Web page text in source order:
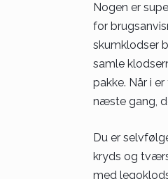
Nogen er
for
skumklodser
samle
pakke. Når i
næste gang,
Du er
kryds og
med